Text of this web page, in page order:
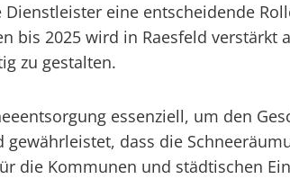
eine entscheidende
bis 2025 wird in Raesfeld
zu gestalten.
essenziell, um den
dass die
die Kommunen und städtischen